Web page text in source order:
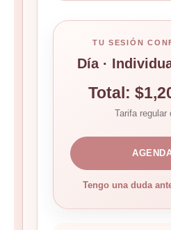
TU SESIÓN
Día ·
Total:
Tarifa regular
Tengo una duda